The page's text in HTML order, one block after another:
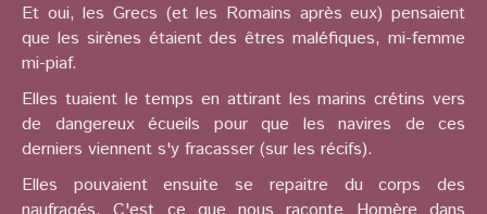
Et oui, les Grecs (et les Romains après eux) pensaient
que les sirènes étaient des êtres maléfiques, mi-femme
mi-piaf.
Elles tuaient le temps en attirant les marins crétins vers
de dangereux écueils pour que les navires de ces
derniers viennent s'y fracasser (sur les récifs).
Elles pouvaient ensuite se repaitre du corps des